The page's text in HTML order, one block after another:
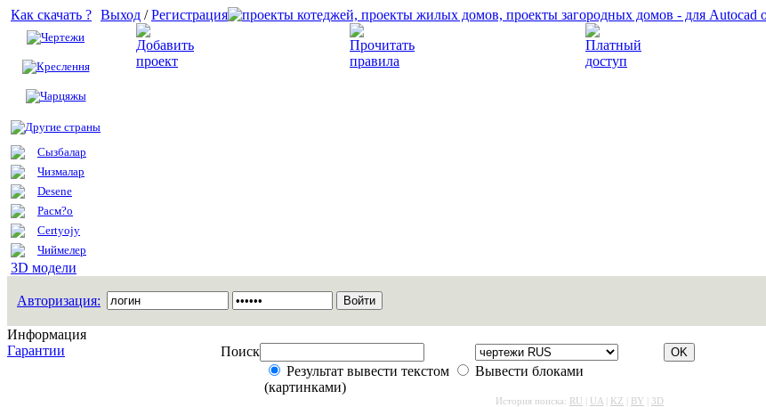
Как скачать ?
Чертежи
Креслення
Чарцяжы
Другие страны
Сызбалар
Чизмалар
Desene
Расм?о
Certyojy
Чиймелер
3D модели
Выход /Регистрация
Авторизация:
Информация
Гарантии
Поиск
Результат вывести текстом
Вывести блоками
(картинками)
История поиска: RU UA KZ BY 3D